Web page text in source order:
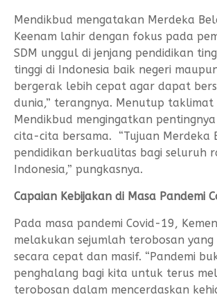
Mendikbud mengatakan Merdeka
Keenam lahir dengan fokus pada
SDM unggul di jenjang pendidikan
tinggi di Indonesia baik negeri
bergerak lebih cepat agar dapat
dunia,” terangnya. Menutup taklimat
Mendikbud mengingatkan
cita-cita bersama. “Tujuan Merdeka
pendidikan berkualitas bagi seluruh
Indonesia,” pungkasnya.
Capaian Kebijakan di Masa Pandemi
Pada masa pandemi Covid-19,
melakukan sejumlah terobosan
secara cepat dan masif. “Pandemi
penghalang bagi kita untuk terus
terobosan dalam mencerdaskan